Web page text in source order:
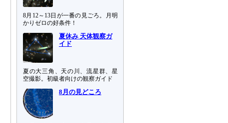
8月12～13日が一番の見ごろ。月明
かりゼロの好条件！
夏休み 天体観察ガ
イド
夏の大三角、天の川、流星群、星
空撮影。初級者向けの観察ガイド
8月の見どころ